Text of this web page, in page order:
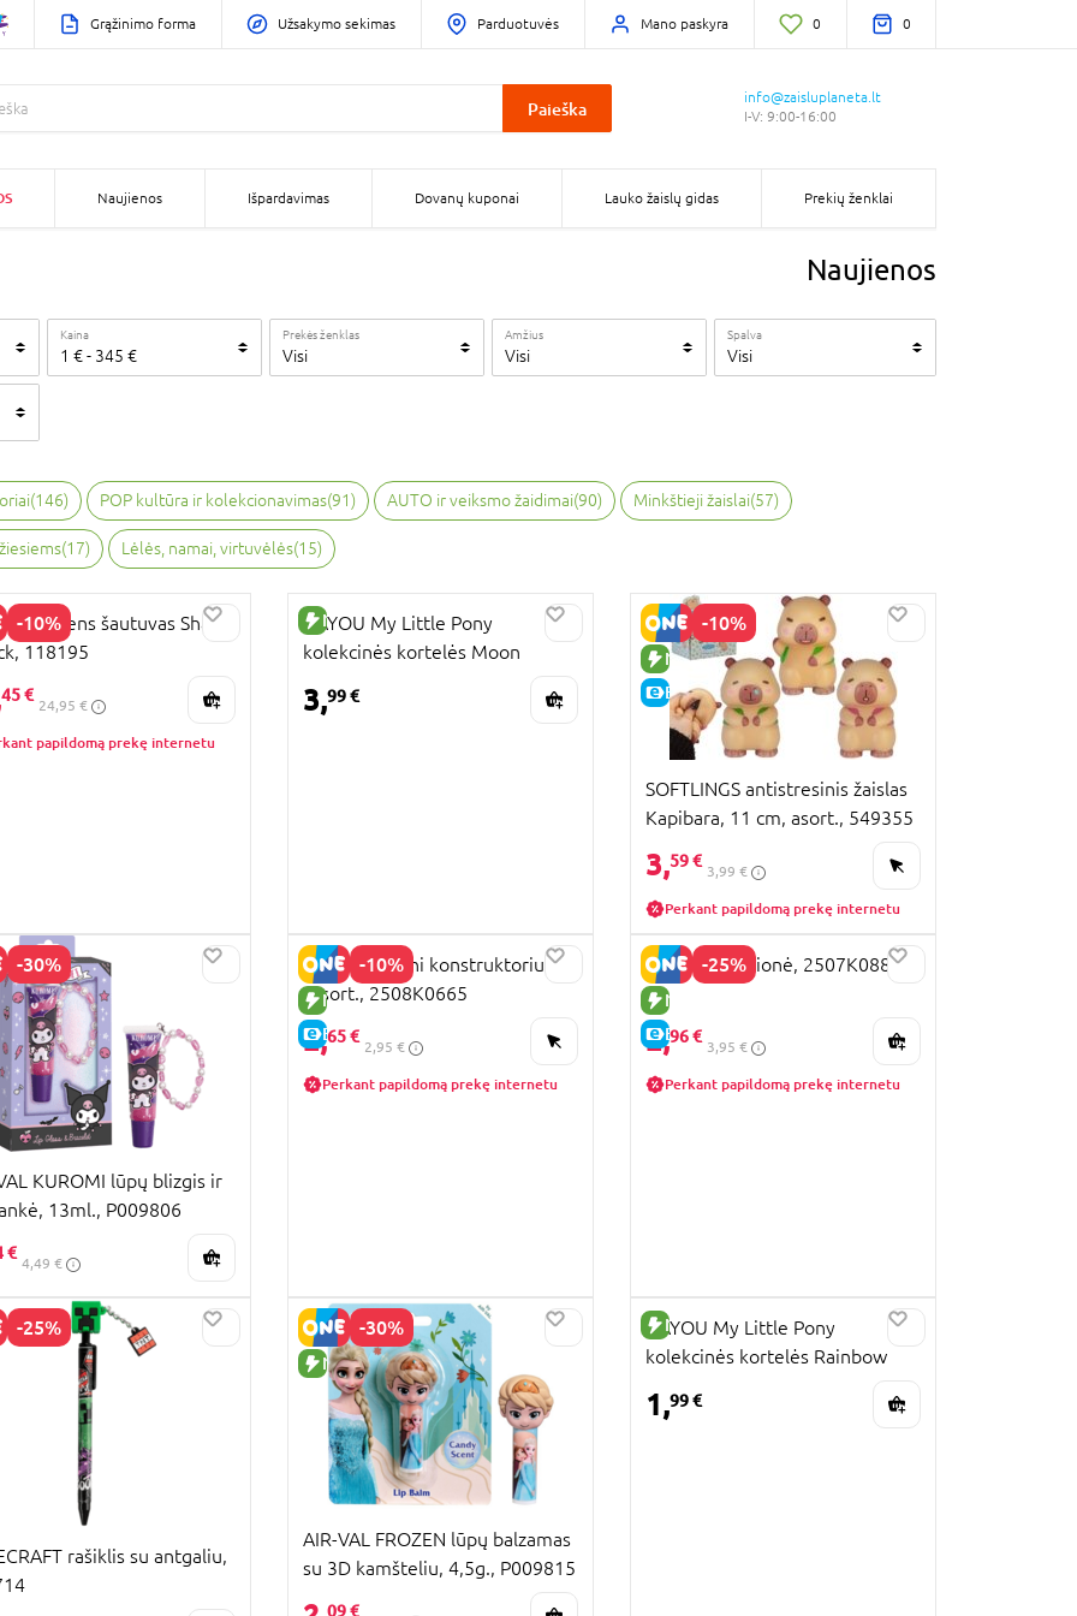
Grąžinimo forma Užsakymo sekimas Parduotuvės Mano paskyra 0 0
Paieška
info@zaisluplaneta.lt
I-V: 9:00-16:00
Naujienos Išpardavimas Dovanų kuponai Lauko žaislų gidas Prekių ženklai
Naujienos
Kaina
1 €- 345 €
Prekės ženklas
Visi
Amžius
Visi
Spalva
Visi
(146) POP kultūra ir kolekcionavimas(91) AUTO ir veiksmo žaidimai(90) Minkštieji žaislai(57)
(17) Lėlės, namai, virtuvėlės(15)
-10%
PREKĖ
vandens šautuvas Shark
118195
45 €
24,95 €
papildomą prekę internetu
NAUJA PREKĖ
KAYOU My Little Pony
kolekcinės kortelės Moon
Edition, 8 vnt., MLP-KP-YYYH-
HY-003B-EMEA
3,99 €
-10%
NAUJA PREKĖ
E-KAINA
SOFTLINGS antistresinis žaislas
Kapibara, 11 cm, asort., 549355
3,59 €
3,99 €
Perkant papildomą prekę internetu
-30%
PREKĖ
KUROMI lūpų blizgis ir
13ml., P009806
€
4,49 €
-10%
NAUJA PREKĖ
E-KAINA
Capybara mini konstruktorius,
assort., 2508K0665
2,65 €
2,95 €
Perkant papildomą prekę internetu
-25%
NAUJA PREKĖ
E-KAINA
Capybara dėlionė, 2507K0880
2,96 €
3,95 €
Perkant papildomą prekę internetu
-25%
PREKĖ
rašiklis su antgaliu,
-30%
NAUJA PREKĖ
AIR-VAL FROZEN lūpų balzamas
su 3D kamšteliu, 4,5g., P009815
09 €
NAUJA PREKĖ
KAYOU My Little Pony
kolekcinės kortelės Rainbow
Edition, 5 vnt., MLP-KP-YH-CH-
002B-EMEA
1,99 €